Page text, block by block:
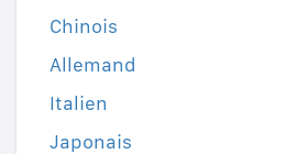
Chinois
Allemand
Italien
Japonais